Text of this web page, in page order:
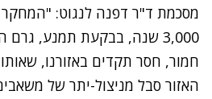
מסכמת ד"ר דפנה לנגוט:
3,000 שנה, בבקעת תמנע,
חמור, חסר תקדים באזורנו,
האזור סבל מניצול-יתר של